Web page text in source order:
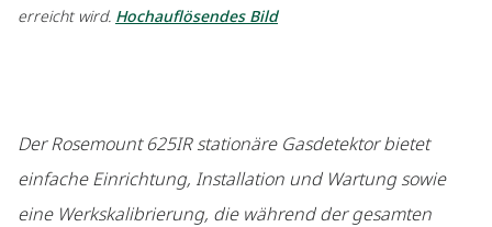
erreicht wird. Hochauflösendes Bild
Der Rosemount 625IR stationäre Gasdetektor bietet
einfache Einrichtung, Installation und Wartung sowie
eine Werkskalibrierung, die während der gesamten